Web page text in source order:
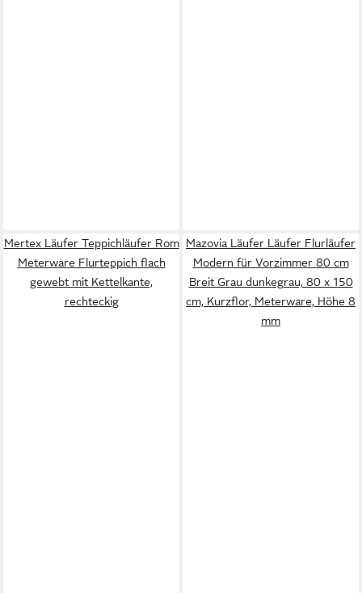
Mertex Läufer Teppichläufer Rom
Meterware Flurteppich flach
gewebt mit Kettelkante,
rechteckig
Mazovia Läufer Läufer Flurläufer
Modern für Vorzimmer 80 cm
Breit Grau dunkegrau, 80 x 150
cm, Kurzflor, Meterware, Höhe 8
mm